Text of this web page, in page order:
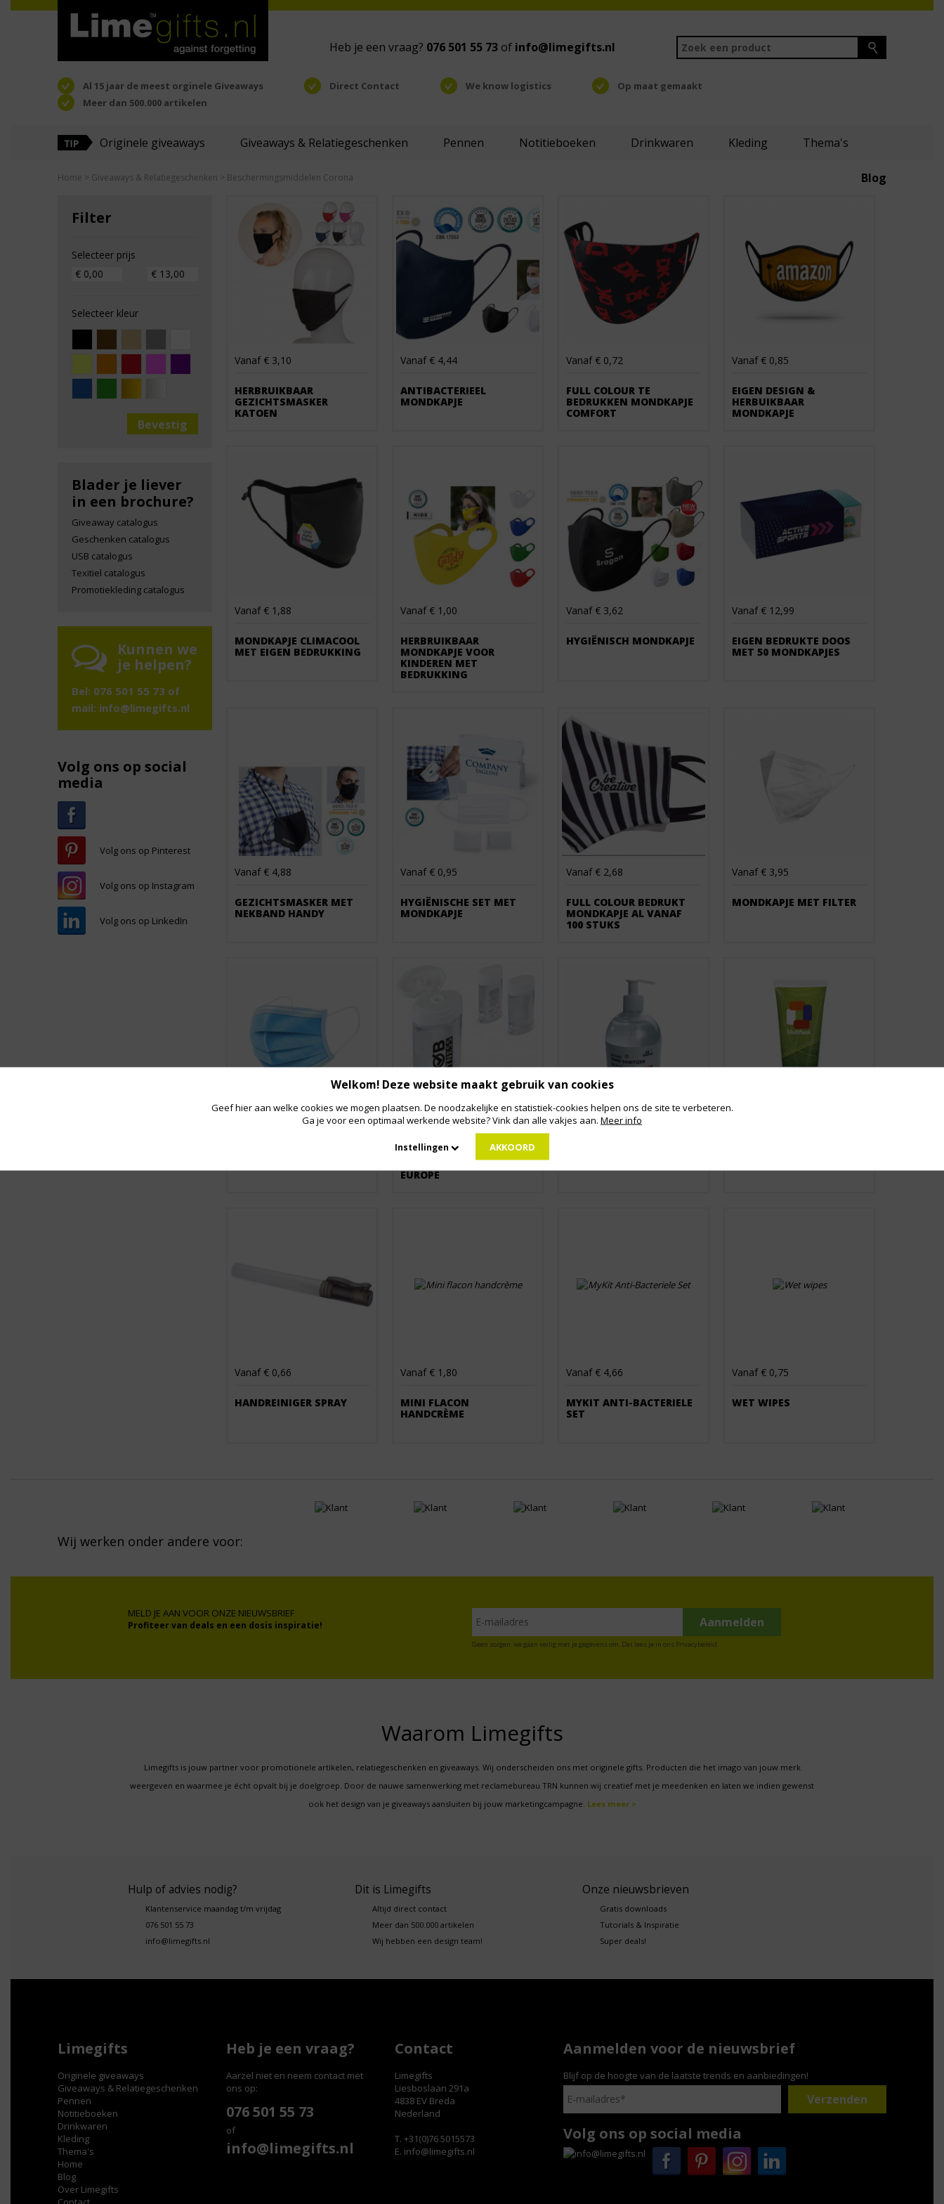
Heb je een vraag? 076 501 55 73of info@limegifts.nl
Al 15 jaar de meest orginele Giveaways Direct Contact We know logistics
Op maat gemaakt
Meer dan 500.000 artikelen
Originele giveaways Giveaways & Relatiegeschenken Pennen Notitieboeken Drinkwaren Kleding Thema's
Blog
Home > Giveaways & Relatiegeschenken > Beschermingsmiddelen Corona
Filter
Selecteer prijs
Selecteer kleur
Blader je liever
in een brochure?
Giveaway catalogus
Geschenken catalogus
USB catalogus
Texitiel catalogus
Promotiekleding catalogus
Kunnen we
je helpen?
Bel: 076 501 55 73 of
mail: info@limegifts.nl
Volg ons op social
media
Volg ons op Pinterest
Volg ons op Instagram
Volg ons op LinkedIn
Vanaf € 3,10
HERBRUIKBAAR
GEZICHTSMASKER
KATOEN
Vanaf € 4,44
ANTIBACTERIEEL
MONDKAPJE
Vanaf € 0,72
FULL COLOUR TE
BEDRUKKEN MONDKAPJE
COMFORT
Vanaf € 0,85
EIGEN DESIGN &
HERBUIKBAAR
MONDKAPJE
Vanaf € 1,88
MONDKAPJE CLIMACOOL
MET EIGEN BEDRUKKING
Vanaf € 1,00
HERBRUIKBAAR
MONDKAPJE VOOR
KINDEREN MET
BEDRUKKING
Vanaf € 3,62
HYGIËNISCH MONDKAPJE
Vanaf € 12,99
EIGEN BEDRUKTE DOOS
MET 50 MONDKAPJES
Vanaf € 4,88
GEZICHTSMASKER MET
NEKBAND HANDY
Vanaf € 0,95
HYGIËNISCHE SET MET
MONDKAPJE
Vanaf € 2,68
FULL COLOUR BEDRUKT
MONDKAPJE AL VANAF
100 STUKS
Vanaf € 3,95
MONDKAPJE MET FILTER
Vanaf € 1,75
DESINFECTERENDE
HANDGEL, MADE IN
EUROPE
Vanaf € 10,60
Vanaf € 0,66
HANDREINIGER SPRAY
Vanaf € 1,80
MINI FLACON
HANDCRÈME
Vanaf € 4,66
MYKIT ANTI-BACTERIELE
SET
Vanaf € 0,75
WET WIPES
Wij werken onder andere voor:
MELD JE AAN VOOR ONZE NIEUWSBRIEF
Profiteer van deals en een dosis inspiratie!
Geen zorgen: we gaan veilig met je gegevens om. Dat lees je in ons Privacybeleid
Waarom Limegifts
Limegifts is jouw partner voor promotionele artikelen, relatiegeschenken en giveaways. Wij onderscheiden ons met originele gifts. Producten die het imago van jouw merk
weergeven en waarmee je écht opvalt bij je doelgroep. Door de nauwe samenwerking met reclamebureau TRN kunnen wij creatief met je meedenken en laten we indien gewenst
ook het design van je giveaways aansluiten bij jouw marketingcampagne. Lees meer >
Hulp of advies nodig?
Klantenservice maandag t/m vrijdag
076 501 55 73
info@limegifts.nl
Dit is Limegifts
Altijd direct contact
Meer dan 500.000 artikelen
Wij hebben een design team!
Onze nieuwsbrieven
Gratis downloads
Tutorials & Inspiratie
Super deals!
Limegifts
Originele giveaways
Giveaways & Relatiegeschenken
Pennen
Notitieboeken
Drinkwaren
Kleding
Thema's
Home
Blog
Over Limegifts
Heb je een vraag?
Aarzel niet en neem contact met
ons op:
076 501 55 73
of
info@limegifts.nl
Contact
Limegifts
Liesboslaan 291a
4838 EV Breda
Nederland
T. +31(0)76 5015573
E. info@limegifts.nl
Aanmelden voor de nieuwsbrief
Blijf op de hoogte van de laatste trends en aanbiedingen!
Volg ons op social media
Welkom! Deze website maakt gebruik van cookies
Geef hier aan welke cookies we mogen plaatsen. De noodzakelijke en statistiek-cookies helpen ons de site te verbeteren.
Ga je voor een optimaal werkende website? Vink dan alle vakjes aan. Meer info
Instellingen AKKOORD